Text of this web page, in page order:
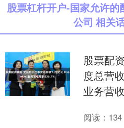
股票杠杆开户-国家允许的
公司 相关
股票配
度总营
业务营
阅读： 134